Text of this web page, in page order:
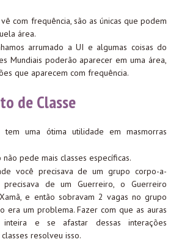
com frequência, são as únicas que podem
área.
arrumado a UI e algumas coisas do
Mundiais poderão aparecer em uma área,
que aparecem com frequência.
de Classe
tem uma ótima utilidade em masmorras
pede mais classes específicas.
você precisava de um grupo corpo-a-
de um Guerreiro, o Guerreiro
e então sobravam 2 vagas no grupo
era um problema. Fazer com que as auras
e se afastar dessas interações
resolveu isso.